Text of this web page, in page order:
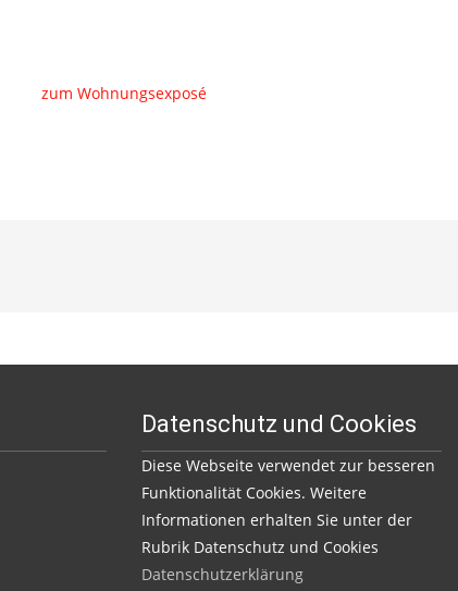
zum Wohnungsexposé
Datenschutz und Cookies
Diese Webseite verwendet zur besseren
Funktionalität Cookies. Weitere
Informationen erhalten Sie unter der
Rubrik Datenschutz und Cookies
Datenschutzerklärung